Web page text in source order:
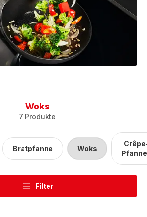
Woks
7 Produkte
Bratpfanne Woks
Filter